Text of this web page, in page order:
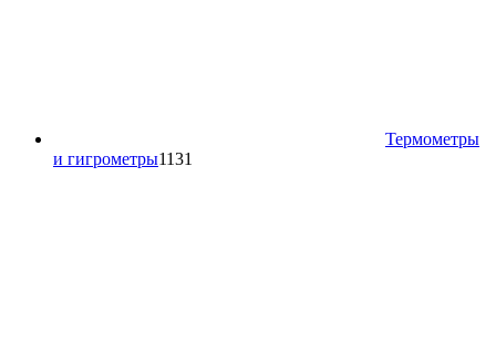
Термометры
и гигрометры1131